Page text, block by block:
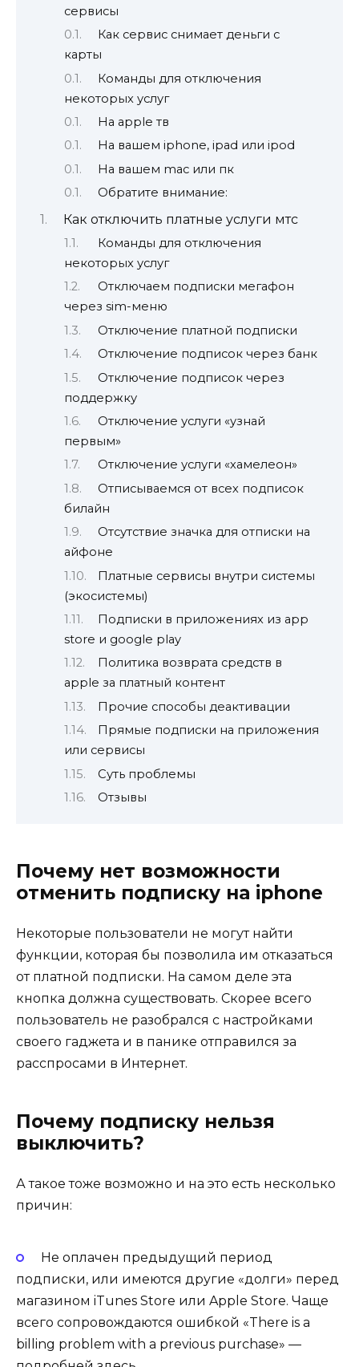
сервисы
Как сервис снимает деньги с
карты
Команды для отключения
некоторых услуг
На apple тв
На вашем iphone, ipad или ipod
На вашем mac или пк
Обратите внимание:
Как отключить платные услуги мтс
Команды для отключения
некоторых услуг
Отключаем подписки мегафон
через sim-меню
Отключение платной подписки
Отключение подписок через банк
Отключение подписок через
поддержку
Отключение услуги «узнай
первым»
Отключение услуги «хамелеон»
Отписываемся от всех подписок
билайн
Отсутствие значка для отписки на
айфоне
Платные сервисы внутри системы
(экосистемы)
Подписки в приложениях из app
store и google play
Политика возврата средств в
apple за платный контент
Прочие способы деактивации
Прямые подписки на приложения
или сервисы
Суть проблемы
Отзывы
Почему нет возможности
отменить подписку на iphone
Некоторые пользователи не могут найти
функции, которая бы позволила им отказаться
от платной подписки. На самом деле эта
кнопка должна существовать. Скорее всего
пользователь не разобрался с настройками
своего гаджета и в панике отправился за
расспросами в Интернет.
Почему подписку нельзя
выключить?
А такое тоже возможно и на это есть несколько
причин:
Не оплачен предыдущий период
подписки, или имеются другие «долги» перед
магазином iTunes Store или Apple Store. Чаще
всего сопровождаются ошибкой «There is a
billing problem with a previous purchase» —